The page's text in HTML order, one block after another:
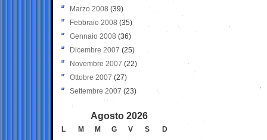
Marzo 2008 (39)
Febbraio 2008 (35)
Gennaio 2008 (36)
Dicembre 2007 (25)
Novembre 2007 (22)
Ottobre 2007 (27)
Settembre 2007 (23)
Agosto 2026
L M M G V S
D